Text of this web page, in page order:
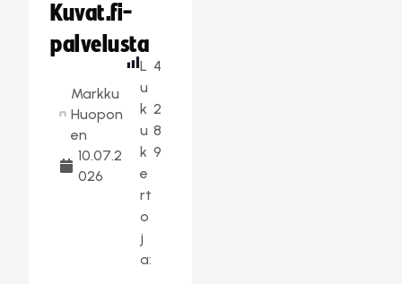
Kuvat.fi-
palvelusta
Markku
Huopon
en
10.07.2
026
L
u
k
u
k
e
rt
o
j
a:
4
2
8
9